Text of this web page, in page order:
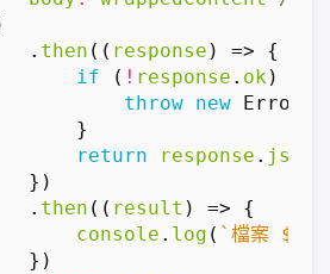
. then (( response ) =>
{
if
( ! response . ok)
throw new Error
}
return
response . json
})
. then (( result ) =>
{
console . log ( `檔案 ${
})